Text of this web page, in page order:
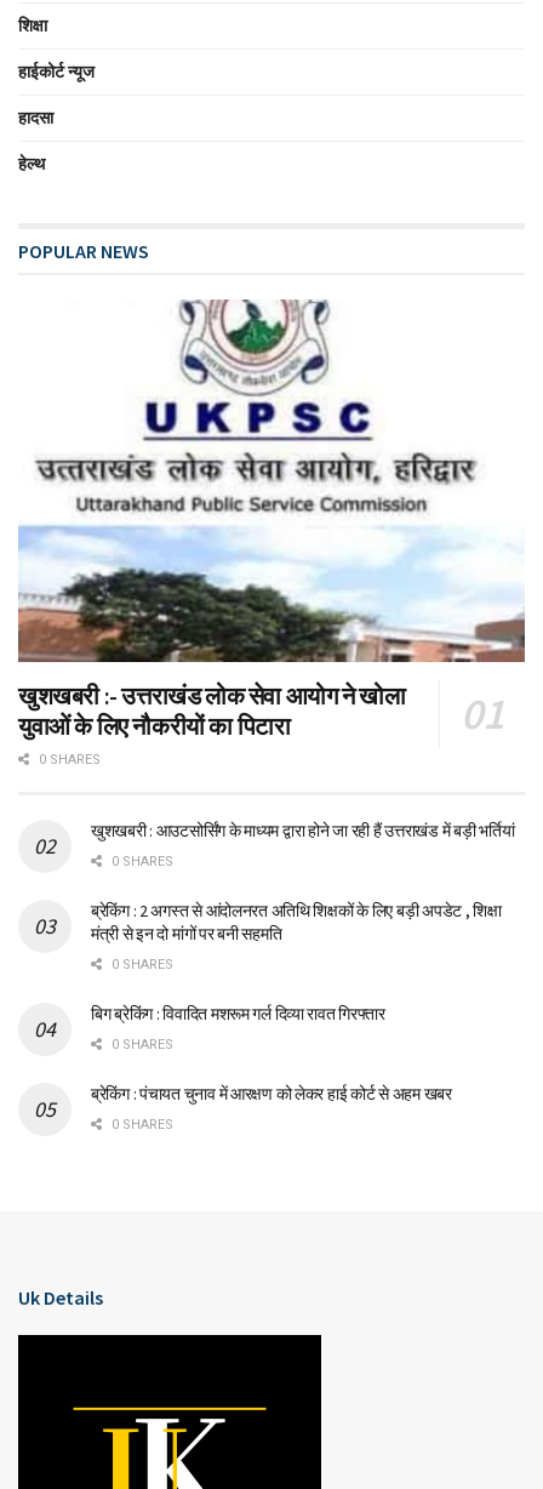
शिक्षा
हाईकोर्ट न्यूज
हादसा
हेल्थ
POPULAR NEWS
खुशखबरी :- उत्तराखंड लोक सेवा आयोग ने खोला
युवाओं के लिए नौकरीयों का पिटारा
0 SHARES
खुशखबरी : आउटसोर्सिंग के माध्यम द्वारा होने जा रही हैं उत्तराखंड में बड़ी भर्तियां
0 SHARES
ब्रेकिंग : 2 अगस्त से आंदोलनरत अतिथि शिक्षकों के लिए बड़ी अपडेट , शिक्षा
मंत्री से इन दो मांगों पर बनी सहमति
0 SHARES
बिग ब्रेकिंग : विवादित मशरूम गर्ल दिव्या रावत गिरफ्तार
0 SHARES
ब्रेकिंग : पंचायत चुनाव में आरक्षण को लेकर हाई कोर्ट से अहम खबर
0 SHARES
Uk Details